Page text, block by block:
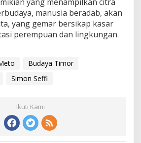
manusia beradab, akan
yang gemar bersikap kasar
perempuan dan lingkungan.
Budaya Timor
Simon Seffi
Ikuti Kami